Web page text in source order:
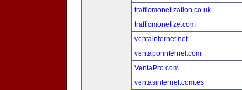
trafficmonetization.co.uk
trafficmonetize.com
ventainternet.net
ventaporinternet.com
VentaPro.com
ventasinternet.com.es